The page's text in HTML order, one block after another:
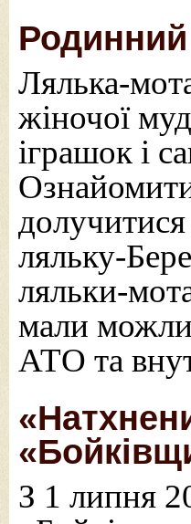
Родинний
Лялька-
жіночої
іграшок і
ляльку-
ляльки-
мали
АТО та
З 1 липня